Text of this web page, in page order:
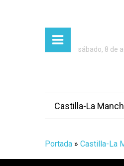
sábado, 8 de
Castilla-La
Portada » Castilla-La